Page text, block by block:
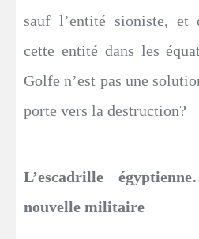
sauf l’entité sioniste, et
cette entité dans les
Golfe n’est pas une
porte vers la destruction?
L’escadrille
nouvelle militaire